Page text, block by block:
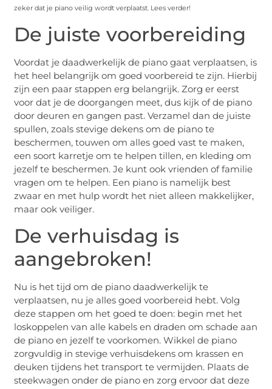
zeker dat je piano veilig wordt verplaatst. Lees verder!
De juiste voorbereiding
Voordat je daadwerkelijk de piano gaat verplaatsen, is
het heel belangrijk om goed voorbereid te zijn. Hierbij
zijn een paar stappen erg belangrijk. Zorg er eerst
voor dat je de doorgangen meet, dus kijk of de piano
door deuren en gangen past. Verzamel dan de juiste
spullen, zoals stevige dekens om de piano te
beschermen, touwen om alles goed vast te maken,
een soort karretje om te helpen tillen, en kleding om
jezelf te beschermen. Je kunt ook vrienden of familie
vragen om te helpen. Een piano is namelijk best
zwaar en met hulp wordt het niet alleen makkelijker,
maar ook veiliger.
De verhuisdag is
aangebroken!
Nu is het tijd om de piano daadwerkelijk te
verplaatsen, nu je alles goed voorbereid hebt. Volg
deze stappen om het goed te doen: begin met het
loskoppelen van alle kabels en draden om schade aan
de piano en jezelf te voorkomen. Wikkel de piano
zorgvuldig in stevige verhuisdekens om krassen en
deuken tijdens het transport te vermijden. Plaats de
steekwagen onder de piano en zorg ervoor dat deze